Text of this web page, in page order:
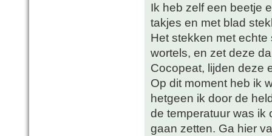
Ik heb zelf een beetje
takjes en met blad
Het stekken met
wortels, en zet deze
Cocopeat, lijden deze
Op dit moment heb ik
hetgeen ik door de
de temperatuur was ik
gaan zetten. Ga hier